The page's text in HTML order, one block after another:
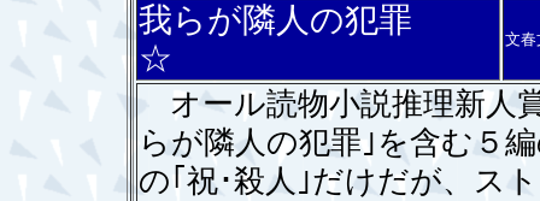
我らが隣人の犯罪
☆
文春
オール読物小説推理新人
らが隣人の犯罪｣を含む５
の｢祝･殺人｣だけだが、ス